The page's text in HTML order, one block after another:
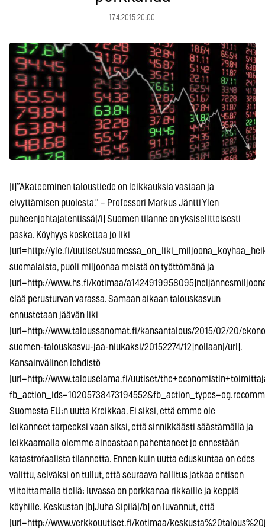
17.4.2015 20:00
[i]”Akateeminen taloustiede on leikkauksia vastaan ja
elvyttämisen puolesta." – Professori Markus Jäntti Ylen
puheenjohtajatentissä[/i] Suomen tilanne on yksiselitteisesti
paska. Köyhyys koskettaa jo liki
[url=http://yle.fi/uutiset/
suomalaista, puoli miljoonaa meistä on työttömänä ja
[url=http://www.hs.fi/kotimaa/
elää perusturvan varassa. Samaan aikaan talouskasvun
ennustetaan jäävän liki
[url=http://www.taloussanomat.fi/kansantalous/2015/02/20/
suomen-talouskasvu-jaa-niukaksi/20152274/12]nollaan[/url].
Kansainvälinen lehdistö
[url=http://www.talouselama.fi/uutiset/
Suomesta EU:n uutta Kreikkaa. Ei siksi, että emme ole
leikanneet tarpeeksi vaan siksi, että sinnikkäästi säästämällä ja
leikkaamalla olemme ainoastaan pahentaneet jo ennestään
katastrofaalista tilannetta. Ennen kuin uutta eduskuntaa on edes
valittu, selväksi on tullut, että seuraava hallitus jatkaa entisen
viitoittamalla tiellä: luvassa on porkkanaa rikkaille ja keppiä
köyhille. Keskustan [b]Juha Sipilä[/b] on luvannut, että
[url=http://www.verkkouutiset.fi/kotimaa/